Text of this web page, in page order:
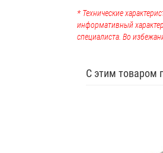
* Технические
информативный
специалиста. Во
С этим товаром